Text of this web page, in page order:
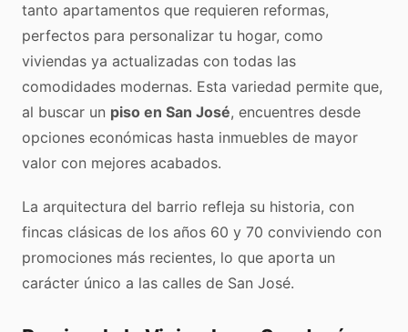
tanto apartamentos que requieren reformas,
perfectos para personalizar tu hogar, como
viviendas ya actualizadas con todas las
comodidades modernas. Esta variedad permite que,
al buscar un piso en San José, encuentres desde
opciones económicas hasta inmuebles de mayor
valor con mejores acabados.
La arquitectura del barrio refleja su historia, con
fincas clásicas de los años 60 y 70 conviviendo con
promociones más recientes, lo que aporta un
carácter único a las calles de San José.